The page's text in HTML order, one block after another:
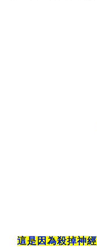
這是因為殺掉神經